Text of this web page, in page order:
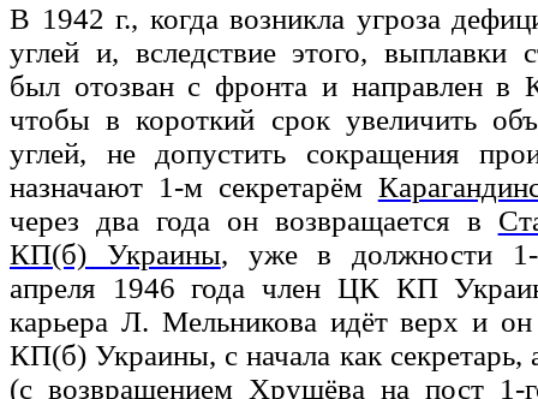
В 1942 г., когда возникла угроза
углей и, вследствие этого, выплавки
был отозван с фронта и направлен в
чтобы в короткий срок увеличить
углей, не допустить сокращения
назначают 1-м секретарём
через два года он возвращается в
КП(б) Украины, уже в должности 1-
апреля 1946 года член ЦК КП
карьера Л. Мельникова идёт верх и
КП(б) Украины, с начала как секретарь,
(с возвращением Хрущёва на пост 1-